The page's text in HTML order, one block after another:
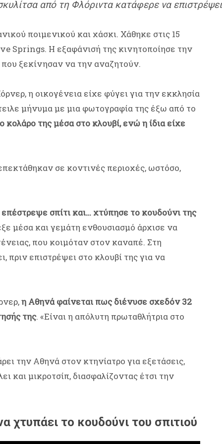
από τη Φλόριντα κατάφερε να
ποιμενικού και χάσκι. Χάθηκε στις 15
Springs. Η εξαφάνισή της κινητοποίησε την
που ξεκίνησαν να την αναζητούν.
η οικογένεια είχε φύγει για την εκκλησία
μήνυμα με μια φωτογραφία της έξω από το
της μέσα στο κλουβί, ενώ η ίδια είχε
σε κοντινές περιοχές, ωστόσο,
σπίτι και… χτύπησε το κουδούνι της
μέσα και γεμάτη ενθουσιασμό άρχισε να
που κοιμόταν στον καναπέ. Στη
πριν επιστρέψει στο κλουβί της για να
η Αθηνά φαίνεται πως διένυσε σχεδόν 32
της. «Είναι η απόλυτη πρωταθλήτρια στο
την Αθηνά στον κτηνίατρο για εξετάσεις,
και μικροτσίπ, διασφαλίζοντας έτσι την
χτυπάει το κουδούνι του σπιτιού